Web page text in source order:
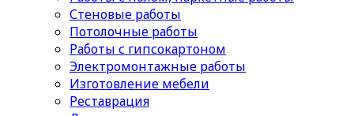
Стеновые работы
Потолочные работы
Работы с гипсокартоном
Электромонтажные работы
Изготовление мебели
Реставрация